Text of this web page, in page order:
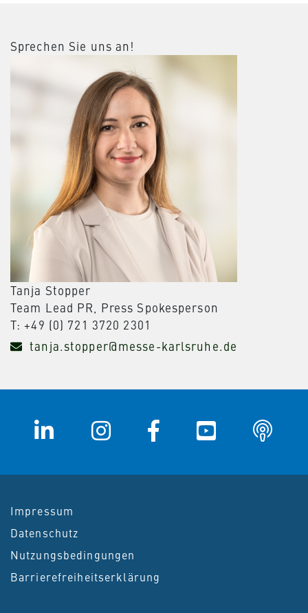
Sprechen Sie uns an!
Tanja Stopper
Team Lead PR, Press Spokesperson
T: +49 (0) 721 3720 2301
tanja.stopper@messe-karlsruhe.de
Impressum
Datenschutz
Nutzungsbedingungen
Barrierefreiheitserklärung